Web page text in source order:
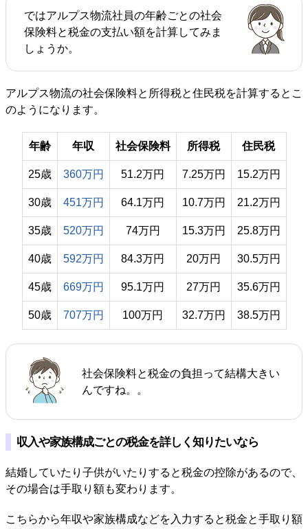
ではアルプス物流社員の年齢ごとの社会
保険料と税金の支払い額を計算してみま
しょうか。
アルプス物流の社会保険料と所得税と住民税を計算するとこ
のようになります。
年齢 年収 社会保険料 所得税 住民税
25歳 360万円 51.2万円 7.25万円 15.2万円
30歳 451万円 64.1万円 10.7万円 21.2万円
35歳 520万円 74万円 15.3万円 25.8万円
40歳 592万円 84.3万円 20万円 30.5万円
45歳 669万円 95.1万円 27万円 35.6万円
50歳 707万円 100万円 32.7万円 38.5万円
社会保険料と税金の負担って結構大きい
んですね。。
収入や家族構成ごとの税金を詳しく知りたいなら
結婚していたり子供がいたりすると税金の控除があるので、
その場合は手取り額も変わります。
こちらから年収や家族構成などを入力すると税金と手取り額